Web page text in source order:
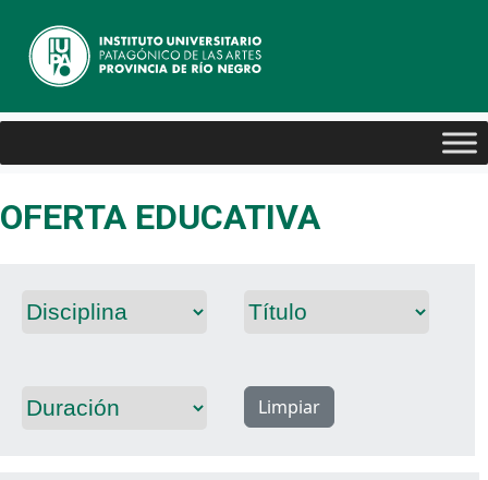
OFERTA EDUCATIVA
Limpiar